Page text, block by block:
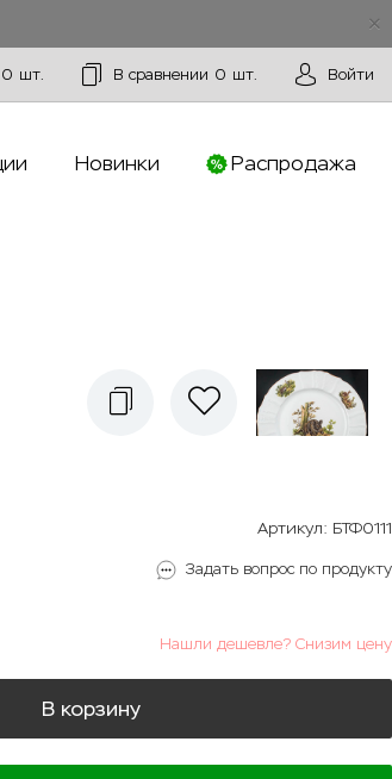
0 шт. В сравнении 0 шт. Войти
Новинки Распродажа
Артикул: БТФ0111
Задать вопрос по продукту
Нашли дешевле? Снизим цену
В корзину